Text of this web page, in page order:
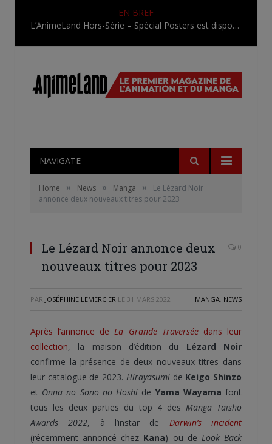
EN BREF
L’AnimeLand Hors-Série – Spécial Posters est disponible !
NAVIGATE
Home » News » Manga »
Le Lézard Noir
annonce deux nouveaux titres pour 2023
Le Lézard Noir annonce deux
nouveaux titres pour 2023
0
PAR JOSÉPHINE LEMERCIER LE 31 MARS 2022 MANGA, NEWS
Après l’annonce deLa Grande Traverséedans leur
collection, la maison d’édition du Lézard Noir
confirme la présence de deux nouveaux titres dans
leur catalogue de 2023. Hirayasumide Keigo Shinzo
et Onna no Sono no Hoshi de Yama Wayama font
tous les deux parties du top 4 des Manga Taisho
Awards 2022, à l’instar de Darwin’s incident
(récemment annoncé chez Kana) ou de Look Back